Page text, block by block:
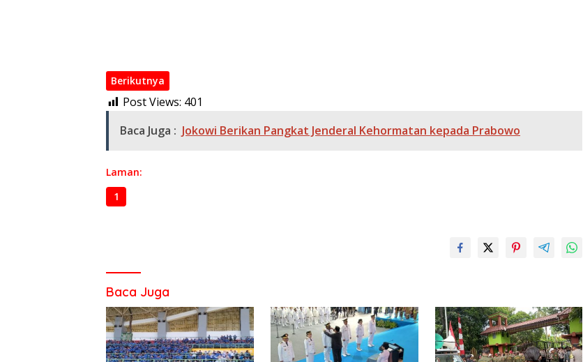
Berikutnya
Post Views: 401
Baca Juga : Jokowi Berikan Pangkat Jenderal Kehormatan kepada Prabowo
Laman:
1
Baca Juga